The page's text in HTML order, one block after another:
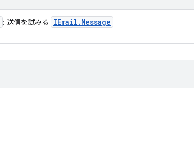
: 送信を試みる IEmail . Message